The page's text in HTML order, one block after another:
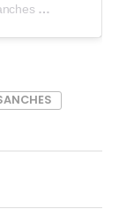
Une publication partagée par Renato sanches (@renatosanches)